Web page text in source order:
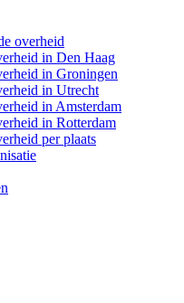
overheid
in Den Haag
in Groningen
in Utrecht
in Amsterdam
in Rotterdam
per plaats